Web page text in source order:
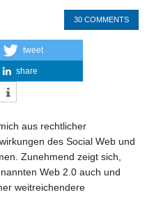
30 COMMENTS
tweet
share
aus rechtlicher
des Social Web und
Zunehmend zeigt sich,
Web 2.0 auch und
weitreichendere